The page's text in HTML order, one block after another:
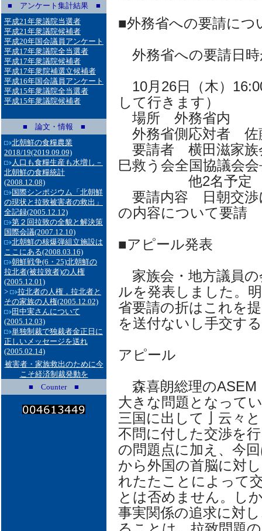
■ アンケート集計結果 ■
平成21年衆議院当選者
平成21年衆議院候補者
平成20年国会議員アンケート
平成17年衆議院全当選者
平成17年衆議院候補者
平成17年衆院補選立候補者
平成16年国会議員アンケート
平成15年衆議院全当選者
平成15年衆議院候補者
■ 論文・情報 ■
北朝鮮の食糧農業
2018/19(2019.09.09)
人口も食糧生産も水増し－
北朝鮮の食糧統計
(2008.12.08)
国際シンポジウム「北朝鮮
の現状と拉致被害者の救出」
全記録(2005.12.12)
第２回拉致の全貌と解決策
国際会議(2007.12.10)
北朝鮮の核爆弾組立施設は
ここにある(2008.03.16)
朝鮮戦争(6・25)北朝鮮の
拉北者(被拉致者)の人権
(2005.12.01)
>
拉北者の人権，拉北者と
その家族の人権(2005.12.02)
田中実さんについて
(2005.12.03)
単独制裁で独裁者金正日に
正しいメッセージを送れ
(2005.02.14)
被害者・家族救出のために今
こそ経済制裁発動を
■ Counter ■
■外務省への要請につ
外務省への要請日
10月26日（木）
して行きます）
場所 外務省内
外務省側応対者 佐
要請者 横田滋家
巳救う会全国協議会
他2名予定
要請内容 日朝交渉
の内容について要請
■アピール発表
家族会・地方議員の
ルを発表しました。
省要請の折はこれを
を送付ないし手交す
アピール
森喜朗総理のASEM
大きな問題となって
三国に出して亅云々
不問に付した交渉を
の問題点に加え、今
から外国の首脳に対
れたたことによって
とは否めません。し
事実関係の追求に対